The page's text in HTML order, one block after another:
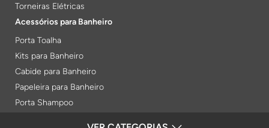
Torneiras Elétricas
Acessórios para Banheiro
Porta Toalha
Kits para Banheiro
Cabide para Banheiro
Papeleira para Banheiro
Porta Shampoo